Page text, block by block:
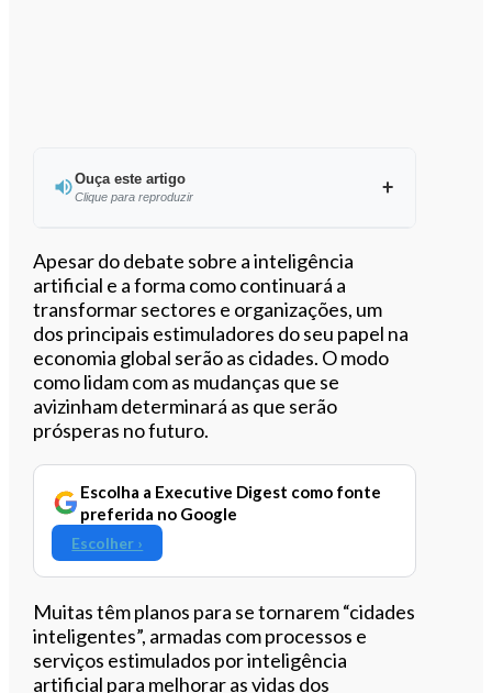
Ouça este artigo
Clique para reproduzir
Ouvir este artigo
Apesar do debate sobre a inteligência
artificial e a forma como continuará a
transformar sectores e organizações, um
dos principais estimuladores do seu papel na
economia global serão as cidades. O modo
como lidam com as mudanças que se
avizinham determinará as que serão
prósperas no futuro.
Escolha a Executive Digest como fonte
preferida no Google
Escolher ›
Muitas têm planos para se tornarem “cidades
inteligentes”, armadas com processos e
serviços estimulados por inteligência
artificial para melhorar as vidas dos